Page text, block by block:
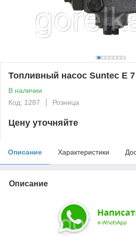
Топливный насос Suntec E 7
В наличии
Код: 1287
Розница
Цену уточняйте
Описание Характеристики
Описание